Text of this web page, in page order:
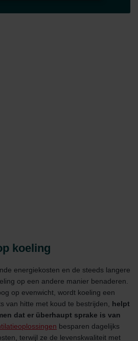
koeling
energiekosten en de steeds langere
op een andere manier benaderen.
op evenwicht, wordt koeling een
van hitte met koud te bestrijden, helpt
dat er überhaupt sprake is van
besparen dagelijks
terwijl ze de levenskwaliteit met